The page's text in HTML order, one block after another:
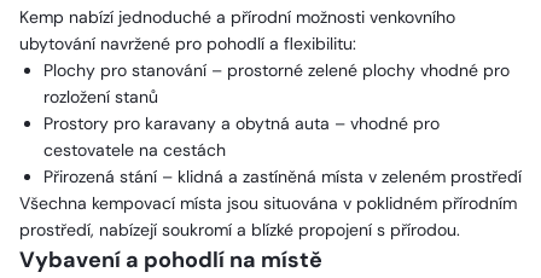
Kemp nabízí jednoduché a přírodní možnosti venkovního
ubytování navržené pro pohodlí a flexibilitu:
Plochy pro stanování – prostorné zelené plochy vhodné pro
rozložení stanů
Prostory pro karavany a obytná auta – vhodné pro
cestovatele na cestách
Přirozená stání – klidná a zastíněná místa v zeleném prostředí
Všechna kempovací místa jsou situována v poklidném přírodním
prostředí, nabízejí soukromí a blízké propojení s přírodou.
Vybavení a pohodlí na místě